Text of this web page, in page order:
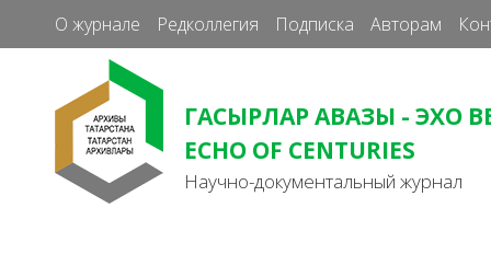
О журнале Редколлегия Подписка Авторам
ГАСЫРЛАР АВАЗЫ - ЭХО
ECHO OF CENTURIES
Научно-документальный журнал